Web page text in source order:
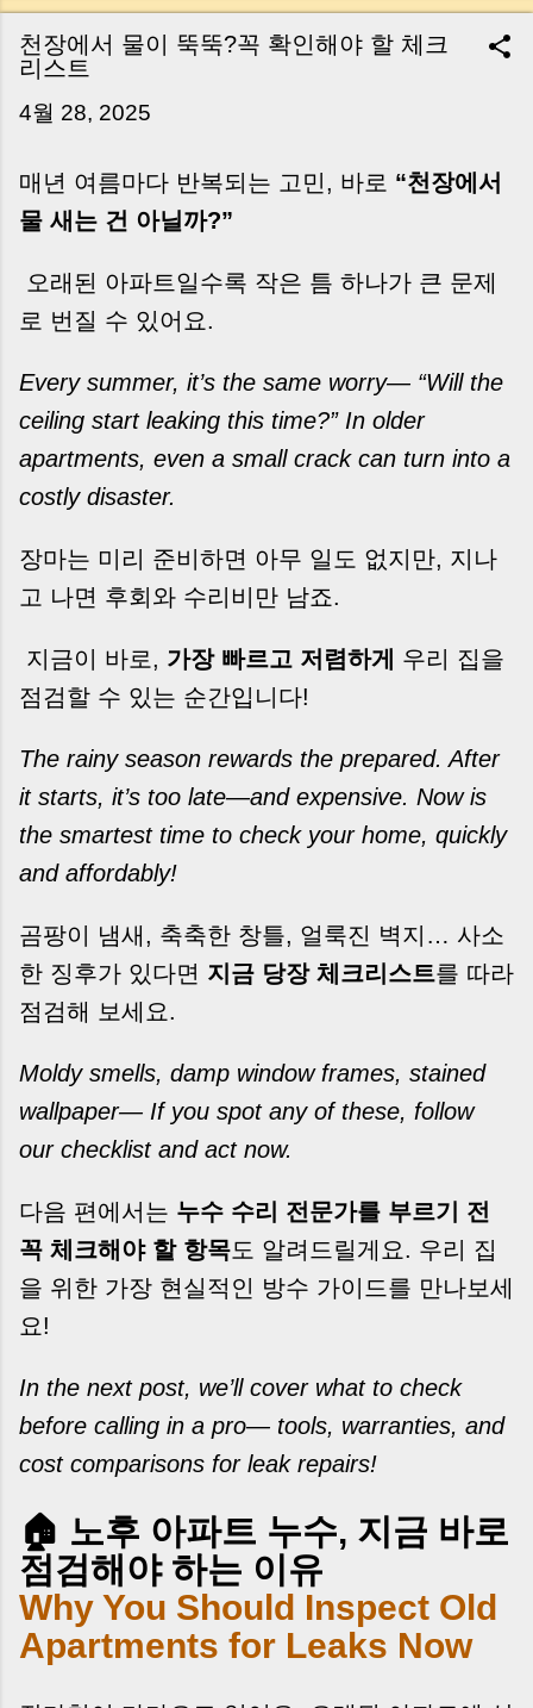
to Avoid MoneyLog Key Takeaway 혹시 이런 생
각 해보신 적 있으신가요? “잔금일… 그냥 돈 보내
고 끝나는 거 아닌가요?” 하지만 현장에서 보면 전
는 날’이 아니라, 수천만 원, 많게는 수억 원이 한
제가 중개 현장에서 겪었던 일입니다. 금요일 오후
3시, 이체 한도에 막혀 송금이 멈췄고 그 자리에서
계약이 무산될 뻔한 아찔한 상황이 있었습니다. 또
내 통장으로 안 들어오죠?” “매도인이 대출 안 갚
고 도망가면 어떡하죠?” 이 모든 불안, 사실은 ‘구
잔금일에 실제로 돈이 어떻게 움직이는지, 왜 사고
가 나는지, 그리고 무엇을 꼭 준비해야 하는지 중
개 실무 기준으로 아주 쉽게 풀어드리겠습니다. 이
글 하나만 제대로 이해하시면, 잔금일이 더 이상
두려운 날이 아니라 “내 집을 완성하는 마지막 퍼
expand) Have you ever thought like this?
“Closing day…...
천장에서 물이 뚝뚝?꼭 확인해야 할 체크
리스트
4월 28, 2025
매년 여름마다 반복되는 고민, 바로 “천장에서
물 새는 건 아닐까?”
오래된 아파트일수록 작은 틈 하나가 큰 문제
로 번질 수 있어요.
Every summer, it’s the same worry— “Will the
ceiling start leaking this time?” In older
apartments, even a small crack can turn into a
costly disaster.
장마는 미리 준비하면 아무 일도 없지만, 지나
고 나면 후회와 수리비만 남죠.
지금이 바로, 가장 빠르고 저렴하게
우리 집을
점검할 수 있는 순간입니다!
The rainy season rewards the prepared. After
it starts, it’s too late—and expensive. Now is
the smartest time to check your home, quickly
and affordably!
곰팡이 냄새, 축축한 창틀, 얼룩진 벽지… 사소
한 징후가 있다면 지금 당장 체크리스트를 따라
점검해 보세요.
Moldy smells, damp window frames, stained
wallpaper— If you spot any of these, follow
our checklist and act now.
다음 편에서는 누수 수리 전문가를 부르기 전
꼭 체크해야 할 항목도 알려드릴게요. 우리 집
을 위한 가장 현실적인 방수 가이드를 만나보세
요!
In the next post, we’ll cover what to check
before calling in a pro— tools, warranties, and
cost comparisons for leak repairs!
🏠 노후 아파트 누수, 지금 바로
점검해야 하는 이유
Why You Should Inspect Old
Apartments for Leaks Now